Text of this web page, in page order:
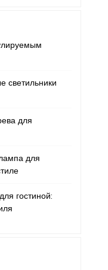
светильники
для
для
гостиной: